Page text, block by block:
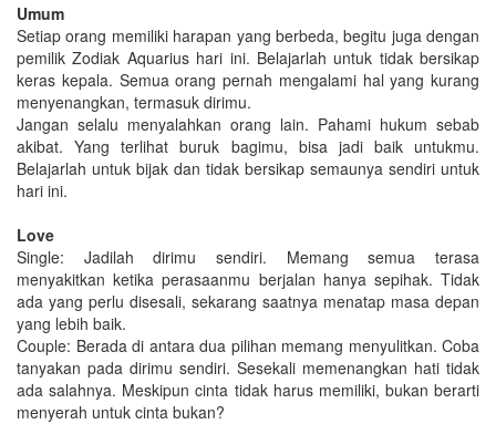
Umum
Setiap orang memiliki harapan yang berbeda, begitu juga dengan
pemilik Zodiak Aquarius hari ini. Belajarlah untuk tidak bersikap
keras kepala. Semua orang pernah mengalami hal yang kurang
menyenangkan, termasuk dirimu.
Jangan selalu menyalahkan orang lain. Pahami hukum sebab
akibat. Yang terlihat buruk bagimu, bisa jadi baik untukmu.
Belajarlah untuk bijak dan tidak bersikap semaunya sendiri untuk
hari ini.
Love
Single: Jadilah dirimu sendiri. Memang semua terasa
menyakitkan ketika perasaanmu berjalan hanya sepihak. Tidak
ada yang perlu disesali, sekarang saatnya menatap masa depan
yang lebih baik.
Couple: Berada di antara dua pilihan memang menyulitkan. Coba
tanyakan pada dirimu sendiri. Sesekali memenangkan hati tidak
ada salahnya. Meskipun cinta tidak harus memiliki, bukan berarti
menyerah untuk cinta bukan?